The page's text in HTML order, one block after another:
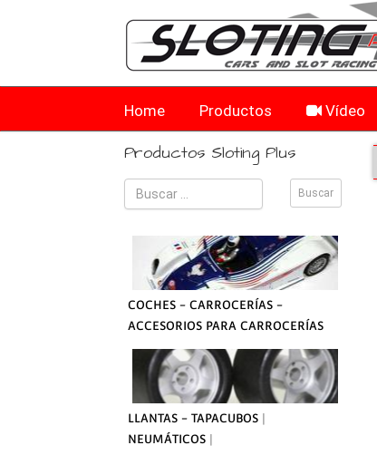
Home Productos Vídeo
Productos Sloting Plus
COCHES - CARROCERÍAS -
ACCESORIOS PARA CARROCERÍAS
LLANTAS - TAPACUBOS
NEUMÁTICOS